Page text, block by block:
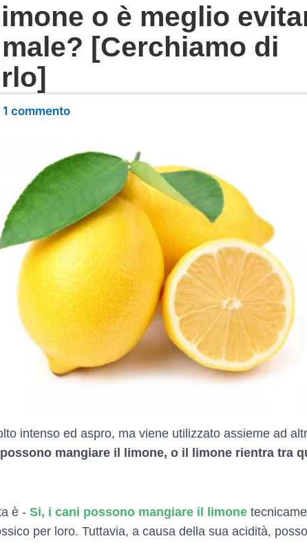
o è meglio
[Cerchiamo di
1 commento
intenso ed aspro, ma viene utilizzato assieme ad
mangiare il limone, o il limone rientra tra
è - Si, i cani possono mangiare il limone
per loro. Tuttavia, a causa della sua acidità,